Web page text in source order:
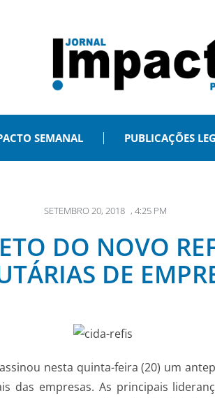
SEMANAL PUBLICAÇÕES
SETEMBRO 20, 2018 , 4:25 PM
DO NOVO
DE
nesta quinta-feira (20) um
das empresas. As principais